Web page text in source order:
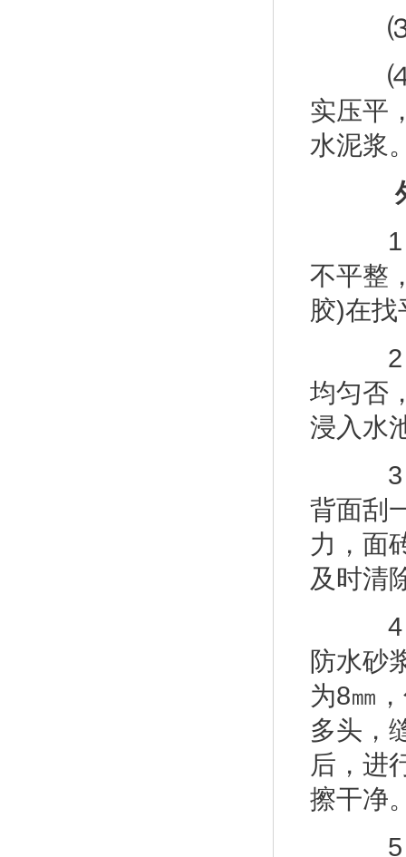
⑶批
⑷外
实压平
水泥浆
1
不平整
胶)在
2
均匀否
浸入水
3
背面刮
力，面
及时清
4
防水砂
为8㎜
多头，
后，进
擦干净
5